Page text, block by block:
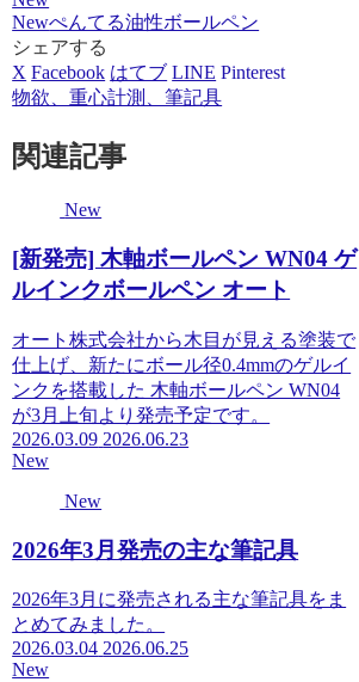
Newぺんてる油性ボールペン
シェアする
X Facebook はてブ LINE Pinterest
物欲、重心計測、筆記具
関連記事
New
[新発売] 木軸ボールペン WN04 ゲ
ルインクボールペン オート
オート株式会社から木目が見える塗装で
仕上げ、新たにボール径0.4mmのゲルイ
ンクを搭載した 木軸ボールペン WN04
が3月上旬より発売予定です。
2026.03.09 2026.06.23
New
New
2026年3月発売の主な筆記具
2026年3月に発売される主な筆記具をま
とめてみました。
2026.03.04 2026.06.25
New